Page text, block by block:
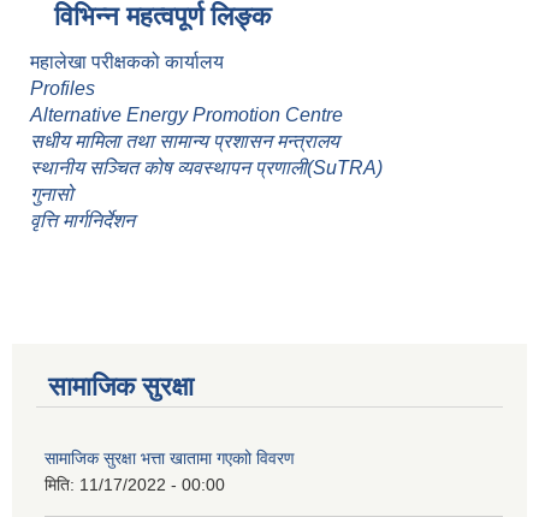
विभिन्न महत्वपूर्ण लिङ्क
महालेखा परीक्षकको कार्यालय
Profiles
Alternative Energy Promotion Centre
सधीय मामिला तथा सामान्य प्रशासन मन्त्रालय
स्थानीय सञ्चित कोष व्यवस्थापन प्रणाली(SuTRA)
गुनासो
वृत्ति मार्गनिर्देशन
सामाजिक सुरक्षा
सामाजिक सुरक्षा भत्ता खातामा गएकाो विवरण
मिति: 11/17/2022 - 00:00